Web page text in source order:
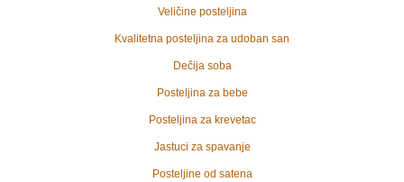
Veličine posteljina
Kvalitetna posteljina za udoban san
Dečija soba
Posteljina za bebe
Posteljina za krevetac
Jastuci za spavanje
Posteljine od satena